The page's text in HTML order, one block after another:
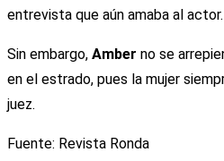
entrevista que aún amaba al actor.
Sin embargo, Amber no se
en el estrado, pues la mujer
juez.
Fuente: Revista Ronda